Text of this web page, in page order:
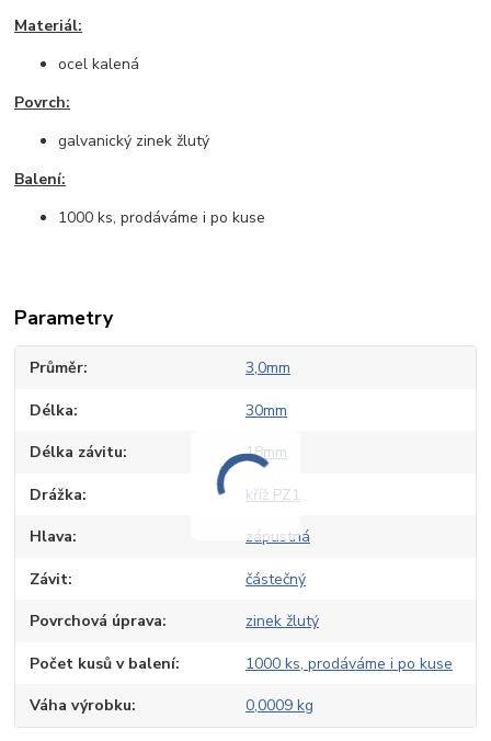
Materiál:
ocel kalená
Povrch:
galvanický zinek žlutý
Balení:
1000 ks, prodáváme i po kuse
Parametry
Průměr 3,0mm
Délka 30mm
Délka závitu 18mm
Drážka kříž PZ1
Hlava zápustná
Závit částečný
Povrchová úprava zinek žlutý
Počet kusů v balení 1000 ks, prodáváme i po kuse
Váha výrobku 0,0009 kg